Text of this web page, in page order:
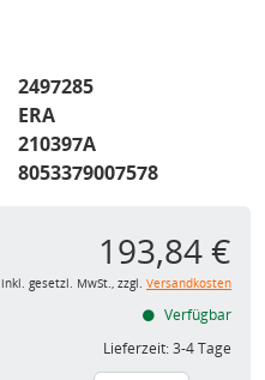
2497285
ERA
210397A
8053379007578
193,84 €
inkl. gesetzl. MwSt., zzgl. Versandkosten
Verfügbar
Lieferzeit:3-4 Tage